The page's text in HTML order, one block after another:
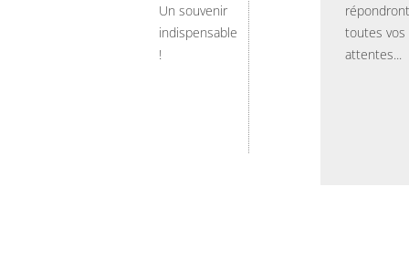
Un souvenir
indispensable
!
toutes vos
attentes...